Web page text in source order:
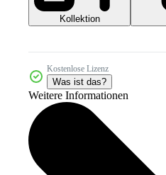
Kollektion
Kostenlose Lizenz
Was ist das?
Weitere Informationen